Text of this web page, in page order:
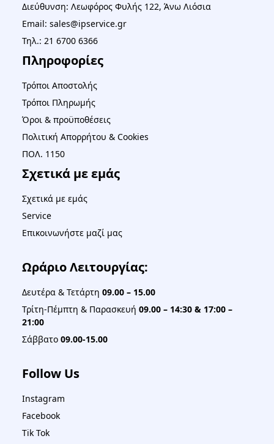
Διεύθυνση: Λεωφόρος Φυλής 122, Άνω Λιόσια
Email: sales@ipservice.gr
Τηλ.: 21 6700 6366
Πληροφορίες
Τρόποι Αποστολής
Τρόποι Πληρωμής
Όροι & προϋποθέσεις
Πολιτική Απορρήτου & Cookies
ΠΟΛ. 1150
Σχετικά με εμάς
Σχετικά με εμάς
Service
Επικοινωνήστε μαζί μας
Ωράριο Λειτουργίας:
Δευτέρα & Τετάρτη 09.00 – 15.00
Τρίτη-Πέμπτη & Παρασκευή 09.00 – 14:30 & 17:00 –
21:00
Σάββατο 09.00-15.00
Follow Us
Instagram
Facebook
Tik Tok